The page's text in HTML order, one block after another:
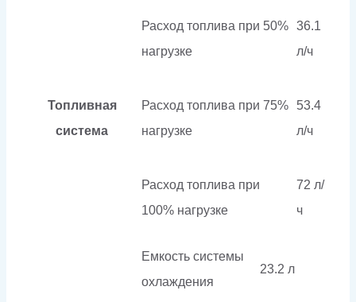
Топливная
система
Расход топлива при 50%
нагрузке
36.1
л/ч
Расход топлива при 75%
нагрузке
53.4
л/ч
Расход топлива при
100% нагрузке
72 л/
ч
Емкость системы
охлаждения
23.2 л